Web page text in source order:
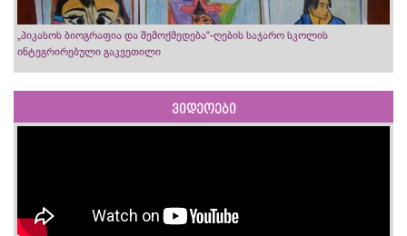
„პიკასოს ბიოგრაფია და შემოქმედება“-ღების საჯარო სკოლის
ინტეგრირებული გაკვეთილი
ვიდეოები